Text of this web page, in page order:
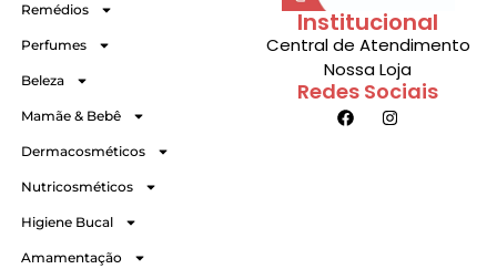
Institucional
Central de Atendimento
Nossa Loja
Redes Sociais
Remédios
Perfumes
Beleza
Mamãe & Bebê
Dermacosméticos
Nutricosméticos
Higiene Bucal
Amamentação